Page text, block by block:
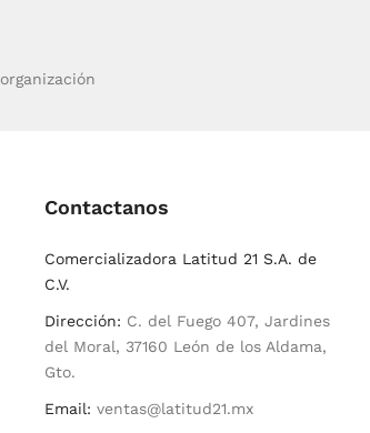
Contactanos
Comercializadora Latitud 21 S.A. de
C.V.
Dirección: C. del Fuego 407, Jardines
del Moral, 37160 León de los Aldama,
Gto.
Email: ventas@latitud21.mx